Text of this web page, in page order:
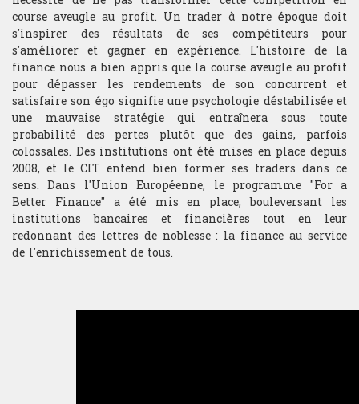
Analyse technique
Stratégie du trader
Compétition et challenge au CIT USA
RECHERCHE
Hardware & Finance
course aveugle au profit. Un trader à notre époque doit
s'inspirer des résultats de ses compétiteurs pour
s'améliorer et gagner en expérience. L'histoire de la
finance nous a bien appris que la course aveugle au profit
pour dépasser les rendements de son concurrent et
satisfaire son égo signifie une psychologie déstabilisée et
une mauvaise stratégie qui entraînera sous toute
probabilité des pertes plutôt que des gains, parfois
colossales. Des institutions ont été mises en place depuis
2008, et le CIT entend bien former ses traders dans ce
sens. Dans l'Union Européenne, le programme "For a
Better Finance" a été mis en place, bouleversant les
institutions bancaires et financières tout en leur
redonnant des lettres de noblesse : la finance au service
de l'enrichissement de tous.